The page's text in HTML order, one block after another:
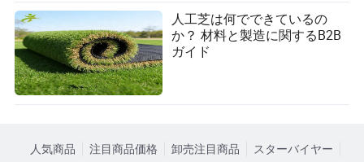
専門家の助けを求める
ペットが以下を示す場合：
攻撃性
極度の不安
人工芝は何でできているの
か？ 材料と製造に関するB2B
ガイド
人気商品 注目商品価格 卸売注目商品 スターバイヤー